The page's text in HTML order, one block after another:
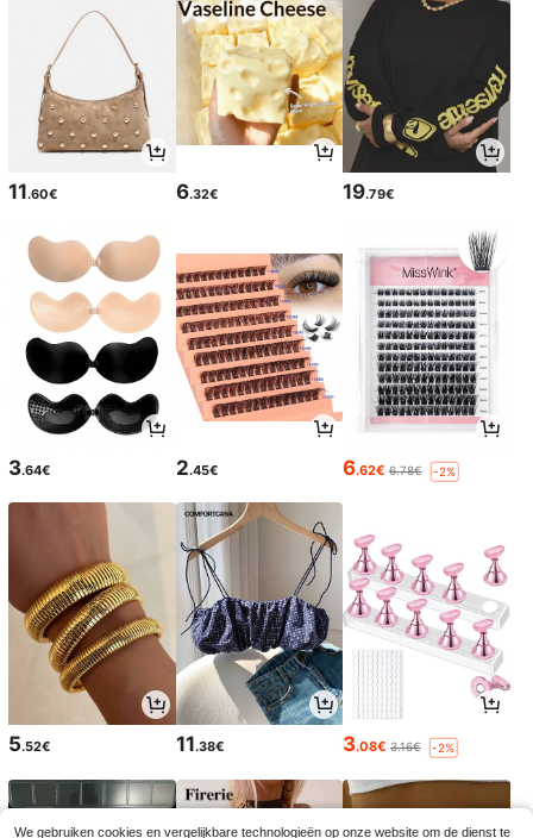
11.60€ 6.32€ 19.79€
3.64€ 2.45€ 6.62€ 6.78€ -2%
5.52€ 11.38€ 3.08€ 3.16€ -2%
We gebruiken cookies en vergelijkbare technologieën op onze website om de dienst te